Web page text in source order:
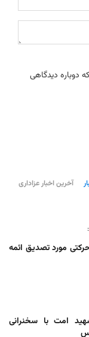
دوباره دیدگاهی
آخرین اخبار عزاداری
مورد تصدیق ائمه
امت با سخنرانی